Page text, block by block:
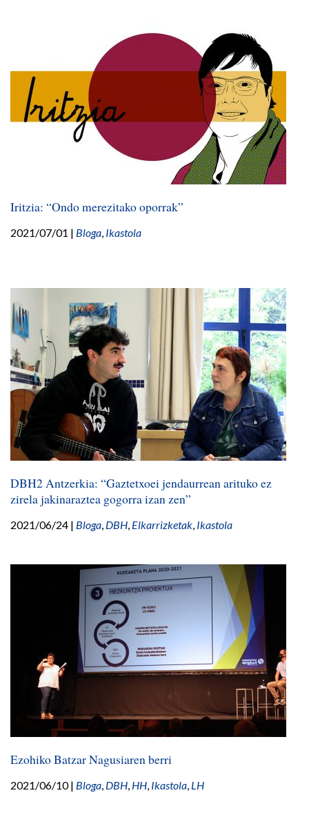
Iritzia: “Ondo merezitako oporrak”
2021/07/01 | Bloga, Ikastola
DBH2 Antzerkia: “Gaztetxoei jendaurrean arituko ez
zirela jakinaraztea gogorra izan zen”
2021/06/24 | Bloga, DBH, Elkarrizketak, Ikastola
Ezohiko Batzar Nagusiaren berri
2021/06/10| Bloga, DBH, HH, Ikastola, LH